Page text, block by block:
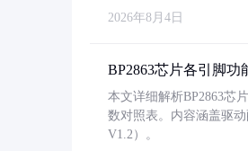
2026年8月4日
BP2863芯片各引脚功
本文详细解析BP2863芯
数对照表。内容涵盖驱
V1.2）。